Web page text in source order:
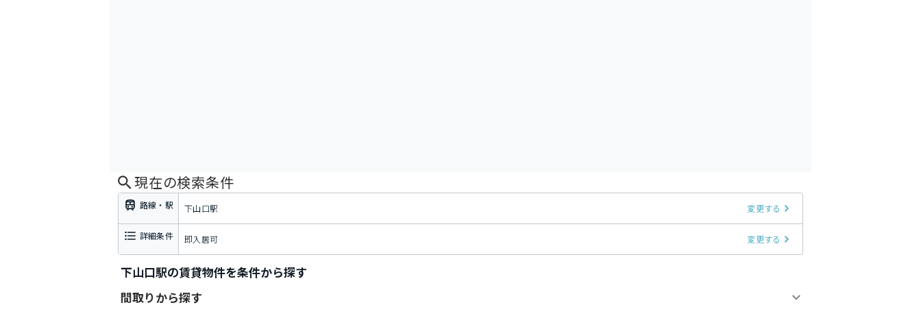
現在の検索条件
路線・駅 下山口駅 変更する
詳細条件 即入居可 変更する
下山口駅の賃貸物件を条件から探す
間取りから探す